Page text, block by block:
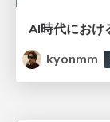
kyonmm